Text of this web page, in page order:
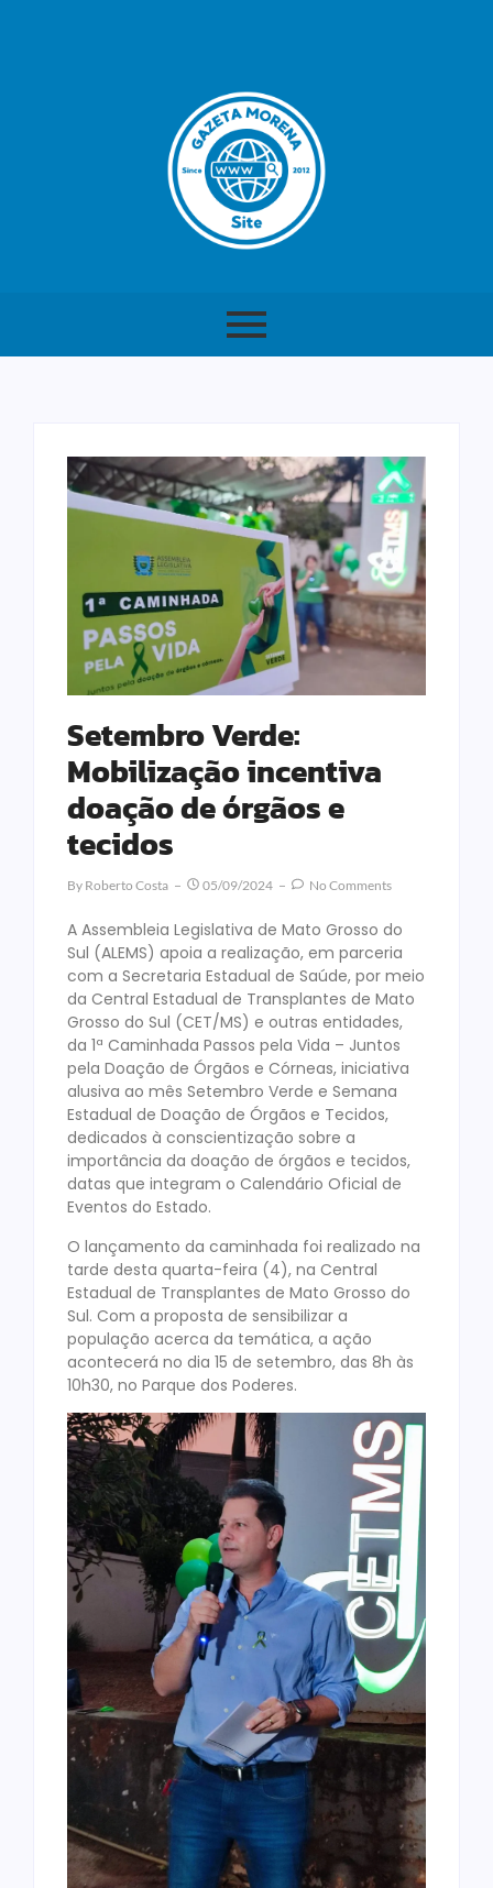
Setembro Verde:
Mobilização incentiva
doação de órgãos e
tecidos
By Roberto Costa 05/09/2024 No Comments
A Assembleia Legislativa de Mato Grosso do
Sul (ALEMS) apoia a realização, em parceria
com a Secretaria Estadual de Saúde, por meio
da Central Estadual de Transplantes de Mato
Grosso do Sul (CET/MS) e outras entidades,
da 1ª Caminhada Passos pela Vida – Juntos
pela Doação de Órgãos e Córneas, iniciativa
alusiva ao mês Setembro Verde e Semana
Estadual de Doação de Órgãos e Tecidos,
dedicados à conscientização sobre a
importância da doação de órgãos e tecidos,
datas que integram o Calendário Oficial de
Eventos do Estado.
O lançamento da caminhada foi realizado na
tarde desta quarta-feira (4), na Central
Estadual de Transplantes de Mato Grosso do
Sul. Com a proposta de sensibilizar a
população acerca da temática, a ação
acontecerá no dia 15 de setembro, das 8h às
10h30, no Parque dos Poderes.